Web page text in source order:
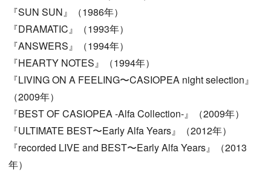
『SUN SUN』（1986年）
『DRAMATIC』（1993年）
『ANSWERS』（1994年）
『HEARTY NOTES』（1994年）
『LIVING ON A FEELING〜CASIOPEA night selection』
（2009年）
『BEST OF CASIOPEA -Alfa Collection-』（2009年）
『ULTIMATE BEST〜Early Alfa Years』（2012年）
『recorded LIVE and BEST〜Early Alfa Years』（2013
年）